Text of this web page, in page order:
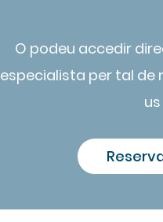
O podeu accedir
especialista per tal de